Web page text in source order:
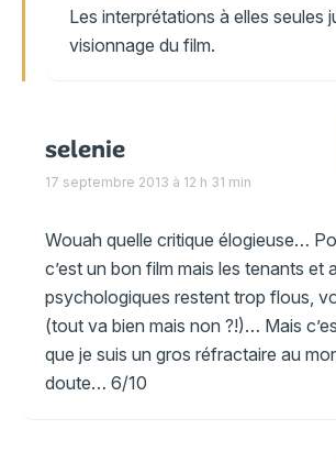
Les interprétations à elles seules
visionnage du film.
selenie
17 septembre 2013 à 12 h 31 min
Wouah quelle critique élogieuse…
c’est un bon film mais les tenants et
psychologiques restent trop flous,
(tout va bien mais non ?!)… Mais
que je suis un gros réfractaire au
doute… 6/10